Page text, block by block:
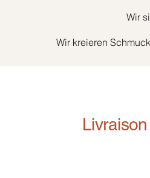
Wir
Wir kreieren